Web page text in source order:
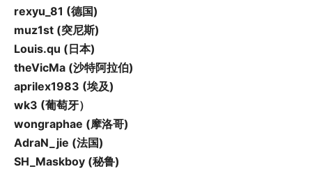
rexyu_81 (德国)
muz1st (突尼斯)
Louis.qu (日本)
theVicMa (沙特阿拉伯)
aprilex1983 (埃及)
wk3 (葡萄牙）
wongraphae (摩洛哥)
AdraN_jie (法国)
SH_Maskboy (秘鲁)